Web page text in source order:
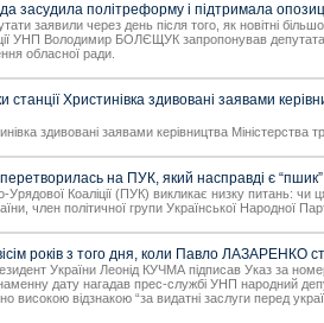
засудила політреформу і підтримала
заявили через день після того, як новітні
УНП Володимир БОЛЄЩУК запропонував
обласної ради.
Христинівка здивовані заявами
здивовані заявами керівництва Міністерства
на ПУК, який насправді є “пшик”
Коаліції (ПУК) викликає низку питань: чи
член політичної групи Української Народної
років з того дня, коли Павло ЛАЗАРЕНКО
України Леонід КУЧМА підписав Указ за
дату нагадав прес-службі УНП народний
високою відзнакою “за видатні заслуги перед